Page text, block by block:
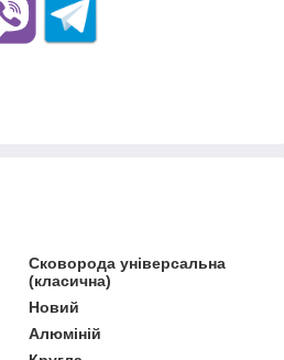
Сковорода універсальна
(класична)
Новий
Алюміній